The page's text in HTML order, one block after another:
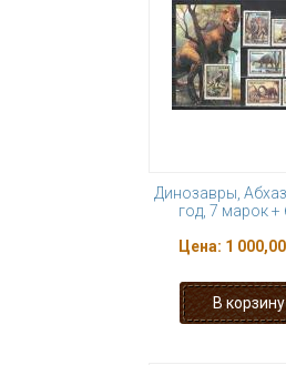
Динозавры,
год, 7 марок +
Цена: 1